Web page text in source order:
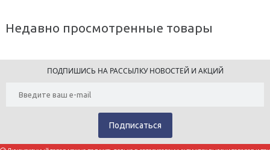
Недавно просмотренные товары
ПОДПИШИСЬ НА РАССЫЛКУ НОВОСТЕЙ И АКЦИЙ